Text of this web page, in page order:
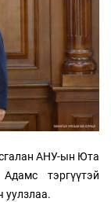
АНУ-ын Юта
тэргүүтэй
уулзлаа.